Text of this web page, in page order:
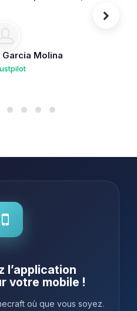
services payants
le recommande à
Molina
l’application
votre mobile !
où que vous soyez.